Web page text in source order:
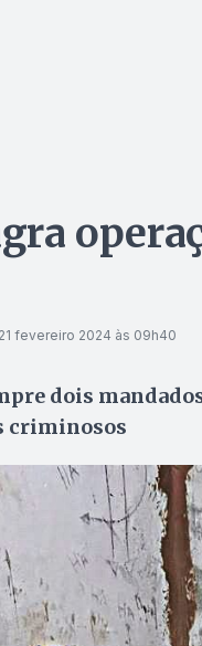
21 fevereiro 2024 às 09h40
dois
criminosos